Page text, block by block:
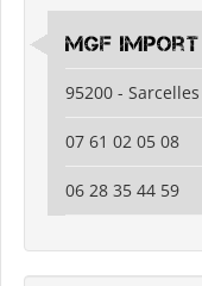
MGF
95200 - Sarcelles
07 61 02 05 08
06 28 35 44 59